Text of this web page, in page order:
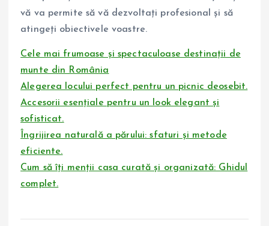
vă va permite să vă dezvoltați profesional și să
atingeți obiectivele voastre.
Cele mai frumoase și spectaculoase destinații de
munte din România
Alegerea locului perfect pentru un picnic deosebit.
Accesorii esențiale pentru un look elegant și
sofisticat.
Îngrijirea naturală a părului: sfaturi și metode
eficiente.
Cum să îți menții casa curată și organizată: Ghidul
complet.